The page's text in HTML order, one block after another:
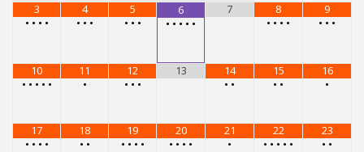
3
• • • •
4
• • •
5
• • •
6
• • • • •
7
8
• • • •
9
• • •
10
• • • • •
11
•
12
• • •
13
14
• •
15
• •
16
•
17
• • • •
18
• •
19
• • • •
20
• • • •
21
•
22
• • • • •
23
• •